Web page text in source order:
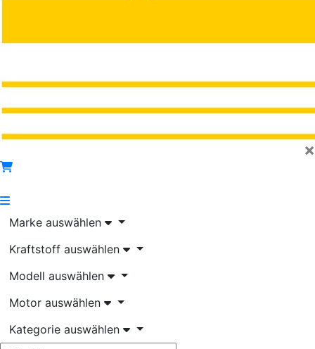
×
Marke auswählen
Kraftstoff auswählen
Modell auswählen
Motor auswählen
Kategorie auswählen